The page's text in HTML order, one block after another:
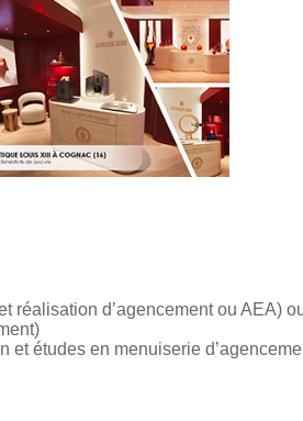
réalisation d’agencement ou AEA)
et études en menuiserie